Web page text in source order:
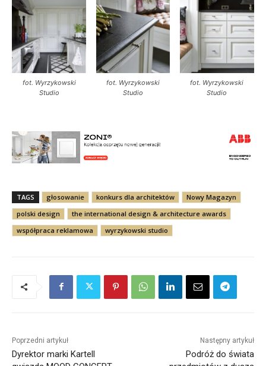
fot. Wyrzykowski
Studio
fot. Wyrzykowski
Studio
fot. Wyrzykowski
Studio
TAGS głosowanie konkurs dla architektów
Nowy Magazyn
polski design
the international design & architecture awards
współpraca reklamowa
wyrzykowski studio
Poprzedni artykuł
Dyrektor marki Kartell
Następny artykuł
Podróż do świata